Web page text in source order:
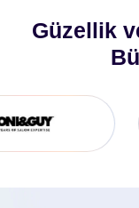
Güzellik